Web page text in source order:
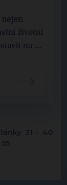
nejen
životní
na ...
31 - 40
55